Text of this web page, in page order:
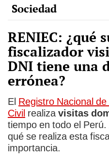
Sociedad
RENIEC: ¿qué
fiscalizador
DNI tiene una
errónea?
El Registro Nacional
Civil realiza visitas
tiempo en todo el
qué se realiza esta
importancia.